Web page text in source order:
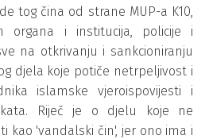
tog čina od strane MUP-a K10,
organa i institucija, policije i
na otkrivanju i sankcioniranju
djela koje potiče netrpeljivost i
islamske vjeroispovijesti i
Riječ je o djelu koje ne
kao 'vandalski čin', jer ono ima i